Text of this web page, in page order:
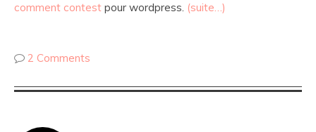
comment contest pour wordpress. (suite…)
2 Comments